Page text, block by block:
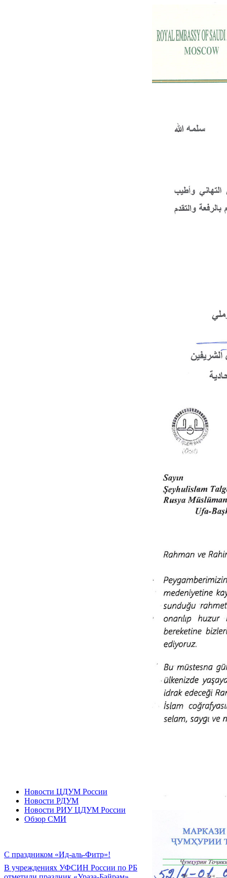
Новости ЦДУМ России
Новости РДУМ
Новости РИУ ЦДУМ России
Обзор СМИ
С праздником «Ид-аль-Фитр»!
В учреждениях УФСИН России по РБ